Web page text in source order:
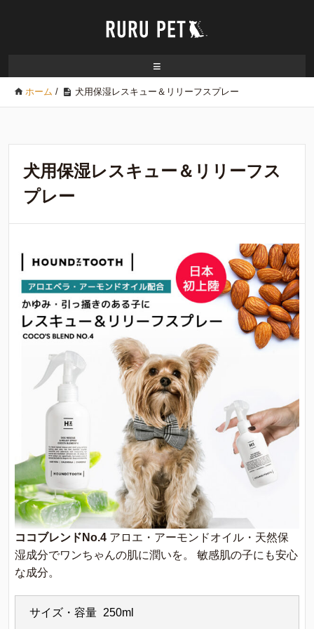
≡
ホーム / 犬用保湿レスキュー＆リリーフスプレー
犬用保湿レスキュー＆リリーフス
プレー
ココブレンドNo.4 アロエ・アーモンドオイル・天然保
湿成分でワンちゃんの肌に潤いを。 敏感肌の子にも安心
な成分。
サイズ・容量 250ml